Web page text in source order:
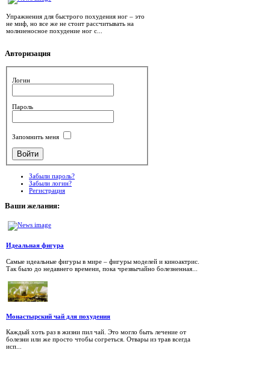
Упражнения для быстрого похудения ног – это
не миф, но все же не стоит рассчитывать на
молниеносное похудение ног с...
Авторизация
Логин
Пароль
Запомнить меня
Забыли пароль?
Забыли логин?
Регистрация
Ваши желания:
Идеальная фигура
Самые идеальные фигуры в мире – фигуры моделей и киноактрис.
Так было до недавнего времени, пока чрезвычайно болезненная...
Монастырский чай для похудения
Каждый хоть раз в жизни пил чай. Это могло быть лечение от
болезни или же просто чтобы согреться. Отвары из трав всегда
исп...